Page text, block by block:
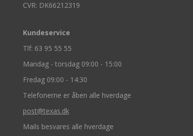
CVR: DK66212319
Kundeservice
Tlf: 63 95 55 55
Mandag - torsdag 09:00 - 15:00
Fredag 09:00 - 14:30
Telefonerne er åben alle hverdage
post@texas.dk
Mails besvares alle hverdage